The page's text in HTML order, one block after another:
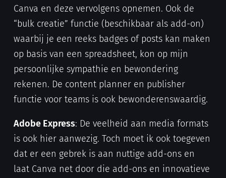
Canva en deze vervolgens opnemen. Ook de
“bulk creatie” functie (beschikbaar als add-on)
waarbij je een reeks badges of posts kan maken
op basis van een spreadsheet, kon op mijn
persoonlijke sympathie en bewondering
rekenen. De content planner en publisher
functie voor teams is ook bewonderenswaardig.
Adobe Express: De veelheid aan media formats
is ook hier aanwezig. Toch moet ik ook toegeven
dat er een gebrek is aan nuttige add-ons en
laat Canva net door die add-ons en innovatieve